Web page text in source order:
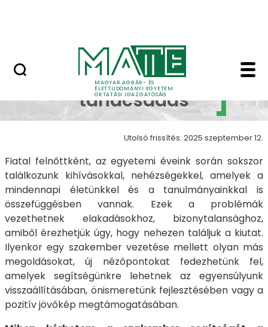
MAGYAR AGRÁR- ÉS
ÉLETTUDOMÁNYI EGYETEM
OKTATÁSI IGAZGATÓSÁG
Mentálhigiénés
Mentálhigiénés
tanácsadás
Utolsó frissítés: 2025 szeptember 12.
Fiatal felnőttként, az egyetemi éveink során sokszor
találkozunk kihívásokkal, nehézségekkel, amelyek a
mindennapi életünkkel és a tanulmányainkkal is
összefüggésben vannak. Ezek a problémák
vezethetnek elakadásokhoz, bizonytalansághoz,
amiből érezhetjük úgy, hogy nehezen találjuk a kiutat.
Ilyenkor egy szakember vezetése mellett olyan más
megoldásokat, új nézőpontokat fedezhetünk fel,
amelyek segítségünkre lehetnek az egyensúlyunk
visszaállításában, önismeretünk fejlesztésében vagy a
pozitív jövőkép megtámogatásában.